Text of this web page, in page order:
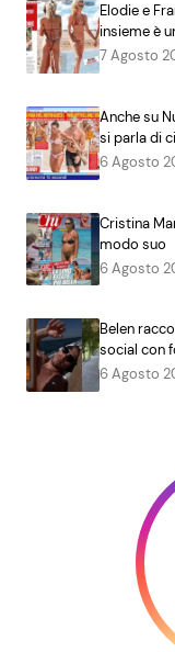
Elodie e
insieme è
7 Agosto
Anche su
si parla di
6 Agosto
Cristina
modo suo
6 Agosto
Belen
social con
6 Agosto